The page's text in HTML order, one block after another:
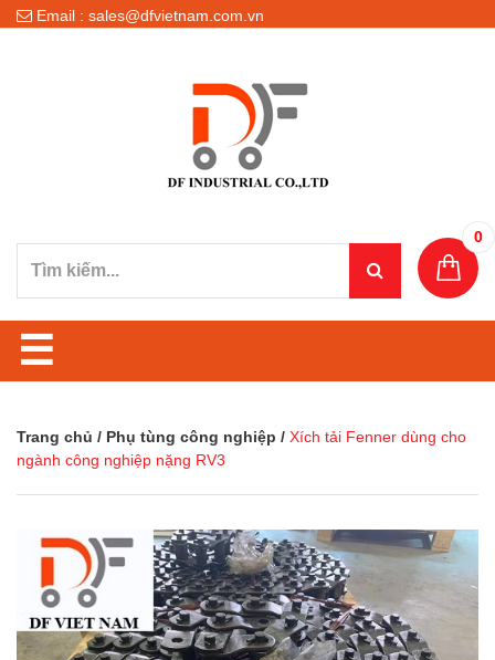
Email : sales@dfvietnam.com.vn
0
☰
Trang chủ / Phụ tùng công nghiệp / Xích tải Fenner dùng cho
ngành công nghiệp nặng RV3